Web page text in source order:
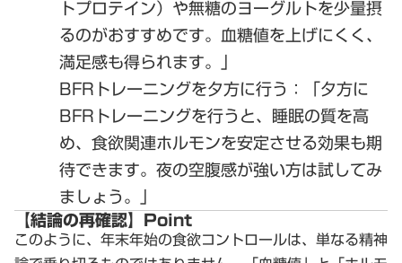
トプロテイン）や無糖のヨーグルトを少量摂
るのがおすすめです。血糖値を上げにくく、
満足感も得られます。」
BFRトレーニングを夕方に行う ：「夕方に
BFRトレーニングを行うと、睡眠の質を高
め、食欲関連ホルモンを安定させる効果も期
待できます。夜の空腹感が強い方は試してみ
ましょう。」
【結論の再確認】Point
このように、年末年始の食欲コントロールは、単なる精神